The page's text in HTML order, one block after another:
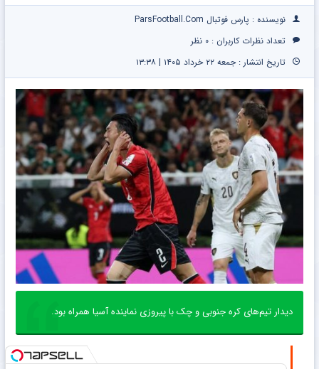
نویسنده : پارس فوتبال ParsFootball.Com
تعداد نظرات کاربران : ۰ نظر
تاریخ انتشار : جمعه ۲۲ خرداد ۱۴۰۵ | ۱۳:۳۸
دیدار تیم‌های کره جنوبی و چک با پیروزی نماینده آسیا همراه بود.